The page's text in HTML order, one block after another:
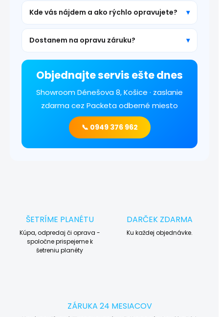
Kde vás nájdem a ako rýchlo opravujete?
Dostanem na opravu záruku?
Objednajte servis ešte dnes
Showroom Dénešova 8, Košice · zaslanie
zdarma cez Packeta odberné miesto
📞 0949 376 962
ŠETRÍME PLANÉTU
Kúpa, odpredaj či oprava -
spoločne prispejeme k
šetreniu planéty
DARČEK ZDARMA
Ku každej objednávke.
ZÁRUKA 24 MESIACOV